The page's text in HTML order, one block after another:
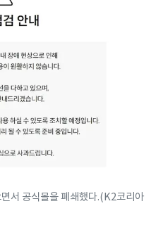
서 공식몰을 폐쇄했다.(K2코리아